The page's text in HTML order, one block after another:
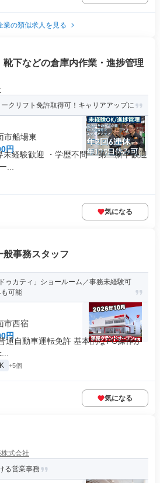
業の類似求人を見る
下などの倉庫内作業・進捗管理
クリフト免許取得可！キャリアアップに
市船場東
円
経験歓迎 ・学歴不問 ・第二新卒歓迎
...
気になる
般事務スタッフ
ゥカティ」ショールーム／事務未経験可
可能
市西宿
円
通自動車運転免許 基本的なPC操作が
+5個
気になる
式会社
る営業事務